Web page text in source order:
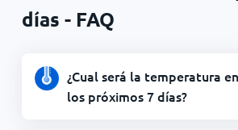
días - FAQ
¿Cual será la temperatura
los próximos 7 días?